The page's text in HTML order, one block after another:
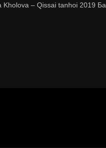
Kholova – Qissai tanhoi 2019 Ба